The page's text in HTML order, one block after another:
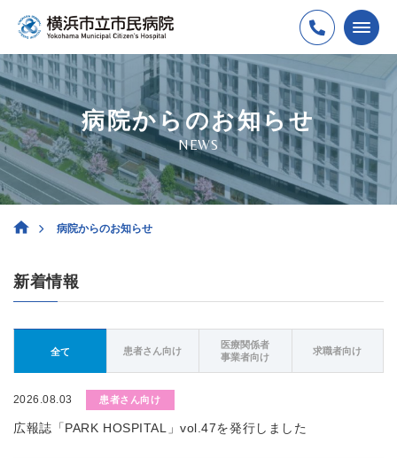
病院からのお知らせ
NEWS
病院からのお知らせ
新着情報
全て 患者さん向け
医療関係者
事業者向け
求職者向け
2026.08.03 患者さん向け
広報誌「PARK HOSPITAL」vol.47を発行しました